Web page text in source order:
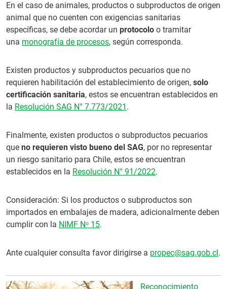
En el caso de animales, productos o subproductos de origen
animal que no cuenten con exigencias sanitarias
específicas, se debe acordar un protocolo o tramitar
una monografía de procesos, según corresponda.
Existen productos y subproductos pecuarios que no
requieren habilitación del establecimiento de origen, solo
certificación sanitaria, estos se encuentran establecidos en
la Resolución SAG N° 7.773/2021 .
Finalmente, existen productos o subproductos pecuarios
que no requieren visto bueno del SAG, por no representar
un riesgo sanitario para Chile, estos se encuentran
establecidos en la Resolución N° 91/2022.
Consideración: Si los productos o subproductos son
importados en embalajes de madera, adicionalmente deben
cumplir con la NIMF Nᵒ 15.
Ante cualquier consulta favor dirigirse a propec@sag.gob.cl.
Reconocimiento